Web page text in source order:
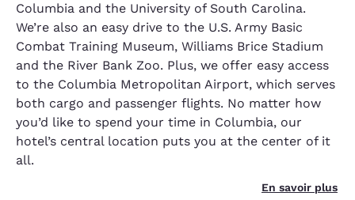
Columbia and the University of South Carolina.
We’re also an easy drive to the U.S. Army Basic
Combat Training Museum, Williams Brice Stadium
and the River Bank Zoo. Plus, we offer easy access
to the Columbia Metropolitan Airport, which serves
both cargo and passenger flights. No matter how
you’d like to spend your time in Columbia, our
hotel’s central location puts you at the center of it
all.
En savoir plus